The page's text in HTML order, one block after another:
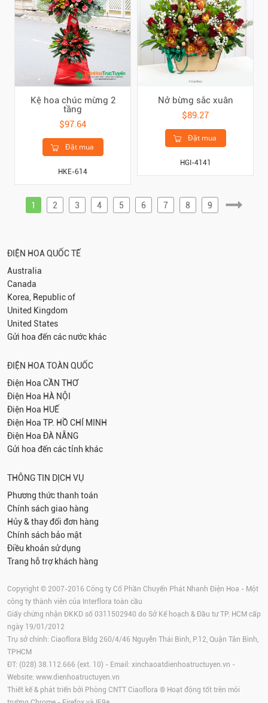
Kệ hoa chúc mừng 2
tầng
$97.64
Đặt mua
HKE-614
Nở bừng sắc xuân
$89.27
Đặt mua
HGI-4141
1 2 3 4 5 6 7 8 9
ĐIỆN HOA QUỐC TẾ
Australia
Canada
Korea, Republic of
United Kingdom
United States
Gửi hoa đến các nước khác
ĐIỆN HOA TOÀN QUỐC
Điện Hoa CẦN THƠ
Điện Hoa HÀ NỘI
Điện Hoa HUẾ
Điện Hoa TP. HỒ CHÍ MINH
Điện Hoa ĐÀ NẴNG
Gửi hoa đến các tỉnh khác
THÔNG TIN DỊCH VỤ
Phương thức thanh toán
Chính sách giao hàng
Hủy & thay đổi đơn hàng
Chính sách bảo mật
Điều khoản sử dụng
Trang hỗ trợ khách hàng
Copyright © 2007-2016 Công ty Cổ Phần Chuyển Phát Nhanh Điện Hoa - Một
công ty thành viên của Interflora toàn cầu
Giấy chứng nhận ĐKKD số 0311502940 do Sở Kế hoạch & Đầu tư TP. HCM cấp
ngày 19/01/2012
Trụ sở chính: Ciaoflora Bldg 260/4/46 Nguyễn Thái Bình, P.12, Quận Tân Bình,
TPHCM
ĐT: (028) 38.112.666 (ext. 10) - Email: xinchaoatdienhoatructuyen.vn -
Website: www.dienhoatructuyen.vn
Thiết kế & phát triển bởi Phòng CNTT Ciaoflora ® Hoạt động tốt trên môi